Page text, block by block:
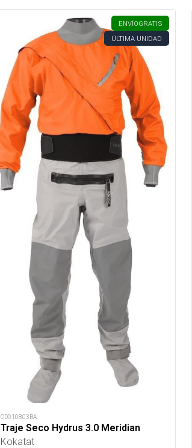
ENVÍOGRATIS
ÚLTIMA UNIDAD
OD010803BA
Traje Seco Hydrus 3.0 Meridian
Kokatat